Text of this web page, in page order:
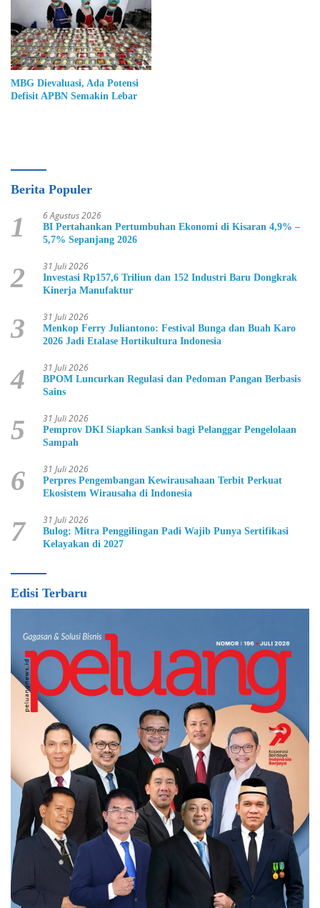
MBG Dievaluasi, Ada Potensi
Defisit APBN Semakin Lebar
Berita Populer
1 6 Agustus 2026
BI Pertahankan Pertumbuhan Ekonomi di Kisaran 4,9% –
5,7% Sepanjang 2026
2 31 Juli 2026
Investasi Rp157,6 Triliun dan 152 Industri Baru Dongkrak
Kinerja Manufaktur
3 31 Juli 2026
Menkop Ferry Juliantono: Festival Bunga dan Buah Karo
2026 Jadi Etalase Hortikultura Indonesia
4 31 Juli 2026
BPOM Luncurkan Regulasi dan Pedoman Pangan Berbasis
Sains
5 31 Juli 2026
Pemprov DKI Siapkan Sanksi bagi Pelanggar Pengelolaan
Sampah
6 31 Juli 2026
Perpres Pengembangan Kewirausahaan Terbit Perkuat
Ekosistem Wirausaha di Indonesia
7 31 Juli 2026
Bulog: Mitra Penggilingan Padi Wajib Punya Sertifikasi
Kelayakan di 2027
Edisi Terbaru